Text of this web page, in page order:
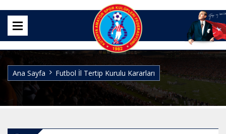
Ana Sayfa Futbol İl Tertip Kurulu Kararları